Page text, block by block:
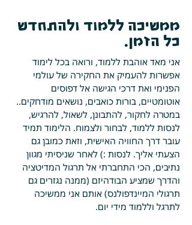
ממשיכה ללמוד ולהתחדש
כל הזמן.
אני מאד אוהבת ללמוד, ורואה בכל לימוד
אפשרות להעמיק את החקירה של עולמי
הפנימי ואת דרכי הגישה אל דפוסים
אוטומטיים, בורות כואבים, נושאים מודחקים..
במטרה לחקור, להתבונן, לשאול, להרגיש,
לנסות ללמוד, לבחור ולצמוח. הלימוד תמיד
עובר דרך החוויה האישית, וזאת כמובן גם
הצעתי אליך. לנסות :) לאחר שניסיתי מגוון
נתיבים, הכי התחברתי אל תרגול המדיטציה
והדרך שמציע הבודהיזם (ממנה נגזרים גם
תרגולי המיינדפולנס) אותם אני ממשיכה
לתרגל וללמוד מידי יום.